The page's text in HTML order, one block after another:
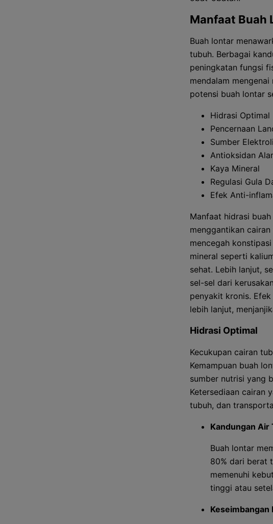
Manfaat Buah
Buah lontar
tubuh. Berbagai
peningkatan fungsi
mendalam
potensi buah lontar
Hidrasi Optimal
Pencernaan
Sumber
Antioksidan
Kaya Mineral
Regulasi Gula
Efek Anti-
Manfaat hidrasi
menggantikan
mencegah
mineral seperti
sehat. Lebih lanjut,
sel-sel dari
penyakit kronis.
lebih lanjut,
Hidrasi Optimal
Kecukupan cairan
Kemampuan buah
sumber nutrisi yang
Ketersediaan cairan
tubuh, dan
Kandungan Air
Buah lontar
80% dari berat
memenuhi
tinggi atau
Keseimbangan